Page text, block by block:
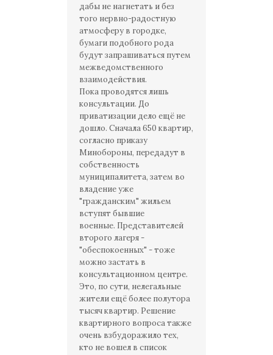
дабы не нагнетать и без
того нервно-радостную
атмосферу в городке,
бумаги подобного рода
будут запрашиваться путем
межведомственного
взаимодействия.
Пока проводятся лишь
консультации. До
приватизации дело ещё не
дошло. Сначала 650 квартир,
согласно приказу
Минобороны, передадут в
собственность
муниципалитета, затем во
владение уже
"гражданским" жильем
вступят бывшие
военные. Представителей
второго лагеря -
"обеспокоенных" - тоже
можно застать в
консультационном центре.
Это, по сути, нелегальные
жители ещё более полутора
тысяч квартир. Решение
квартирного вопроса также
очень взбудоражило тех,
кто не вошел в список